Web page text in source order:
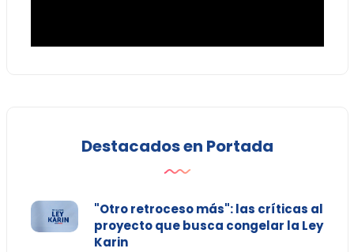
Destacados en Portada
"Otro retroceso más": las críticas al
proyecto que busca congelar la Ley
Karin